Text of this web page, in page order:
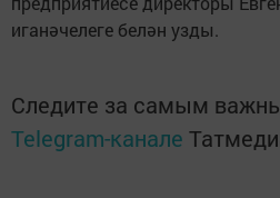
иганәчелеге белән узды.
Следите за самым
Telegram-канале